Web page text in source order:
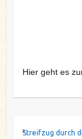
Hier geht es
Streifzug durch